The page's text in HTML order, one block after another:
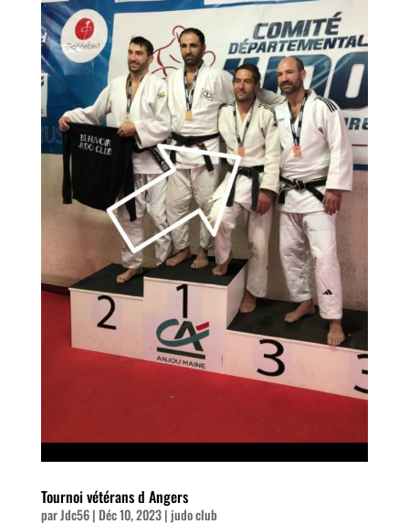
Tournoi vétérans d Angers
parJdc56| Déc 10, 2023| judo club